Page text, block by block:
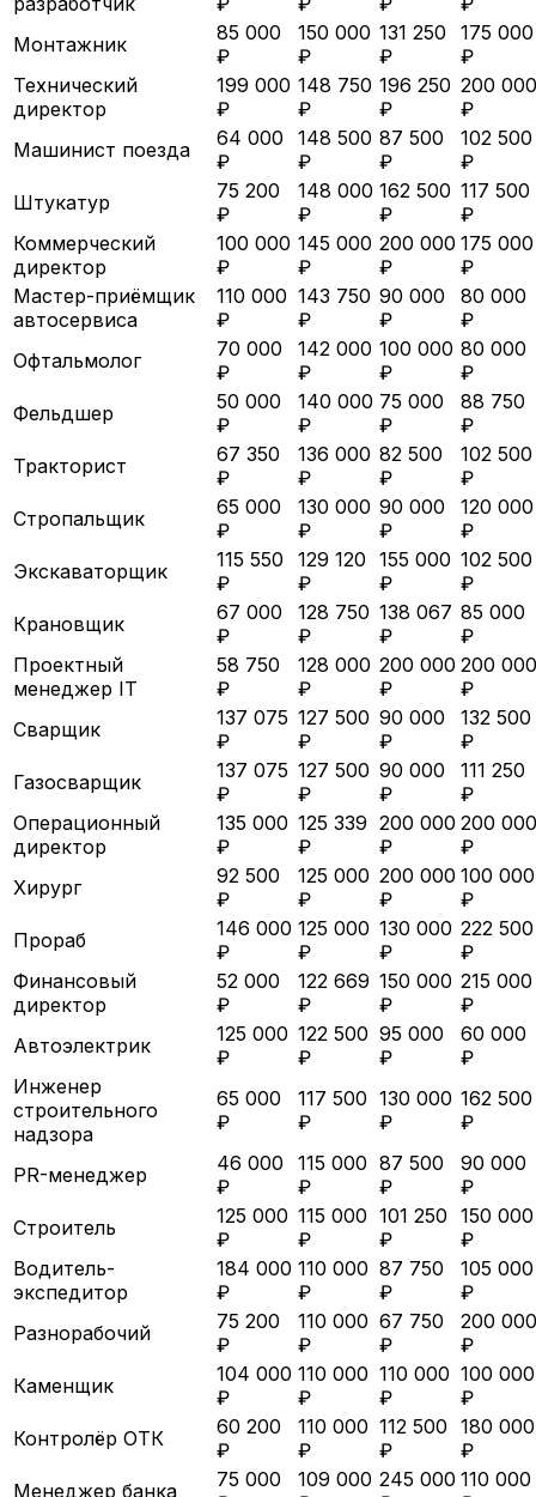
Монтажник
85 000
₽
150 000
₽
131 250
₽
175 000
₽
Технический
директор
199 000
₽
148 750
₽
196 250
₽
200 000
₽
Машинист поезда
64 000
₽
148 500
₽
87 500
₽
102 500
₽
Штукатур
75 200
₽
148 000
₽
162 500
₽
117 500
₽
Коммерческий
директор
100 000
₽
145 000
₽
200 000
₽
175 000
₽
Мастер-приёмщик
автосервиса
110 000
₽
143 750
₽
90 000
₽
80 000
₽
Офтальмолог
70 000
₽
142 000
₽
100 000
₽
80 000
₽
Фельдшер
50 000
₽
140 000
₽
75 000
₽
88 750
₽
Тракторист
67 350
₽
136 000
₽
82 500
₽
102 500
₽
Стропальщик
65 000
₽
130 000
₽
90 000
₽
120 000
₽
Экскаваторщик
115 550
₽
129 120
₽
155 000
₽
102 500
₽
Крановщик
67 000
₽
128 750
₽
138 067
₽
85 000
₽
Проектный
менеджер IT
58 750
₽
128 000
₽
200 000
₽
200 000
₽
Сварщик
137 075
₽
127 500
₽
90 000
₽
132 500
₽
Газосварщик
137 075
₽
127 500
₽
90 000
₽
111 250
₽
Операционный
директор
135 000
₽
125 339
₽
200 000
₽
200 000
₽
Хирург
92 500
₽
125 000
₽
200 000
₽
100 000
₽
Прораб
146 000
₽
125 000
₽
130 000
₽
222 500
₽
Финансовый
директор
52 000
₽
122 669
₽
150 000
₽
215 000
₽
Автоэлектрик
125 000
₽
122 500
₽
95 000
₽
60 000
₽
Инженер
строительного
надзора
65 000
₽
117 500
₽
130 000
₽
162 500
₽
PR-менеджер
46 000
₽
115 000
₽
87 500
₽
90 000
₽
Строитель
125 000
₽
115 000
₽
101 250
₽
150 000
₽
Водитель-
экспедитор
184 000
₽
110 000
₽
87 750
₽
105 000
₽
Разнорабочий
75 200
₽
110 000
₽
67 750
₽
200 000
₽
Каменщик
104 000
₽
110 000
₽
110 000
₽
100 000
₽
Контролёр ОТК
60 200
₽
110 000
₽
112 500
₽
180 000
₽
Менеджер банка
75 000
109 000 245 000 110 000